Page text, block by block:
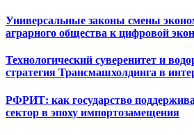
Универсальные законы смены
аграрного общества к цифровой
Технологический суверенитет и
стратегия Трансмашхолдинга в
РФРИТ: как государство
сектор в эпоху импортозамещения